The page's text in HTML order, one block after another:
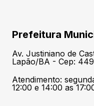
Prefeitura
Av. Justiniano de
Lapão/BA - Cep:
Atendimento:
12:00 e 14:00 as